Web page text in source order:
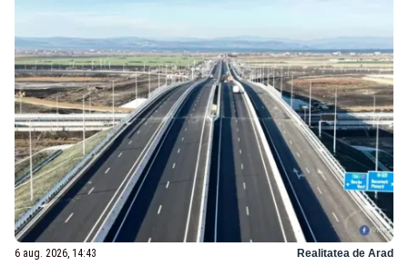
6 aug. 2026, 14:43 Realitatea de Arad